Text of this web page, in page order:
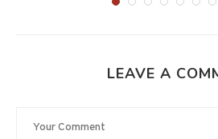
LEAVE A